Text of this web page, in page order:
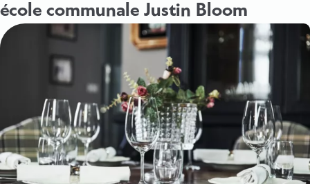
école communale Justin Bloom